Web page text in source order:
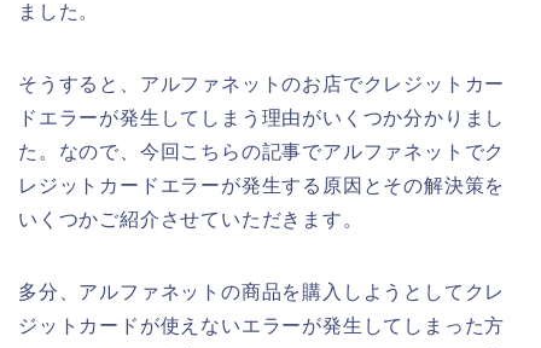
ました。
そうすると、アルファネットのお店でクレジットカー
ドエラーが発生してしまう理由がいくつか分かりまし
た。なので、今回こちらの記事でアルファネットでク
レジットカードエラーが発生する原因とその解決策を
いくつかご紹介させていただきます。
多分、アルファネットの商品を購入しようとしてクレ
ジットカードが使えないエラーが発生してしまった方